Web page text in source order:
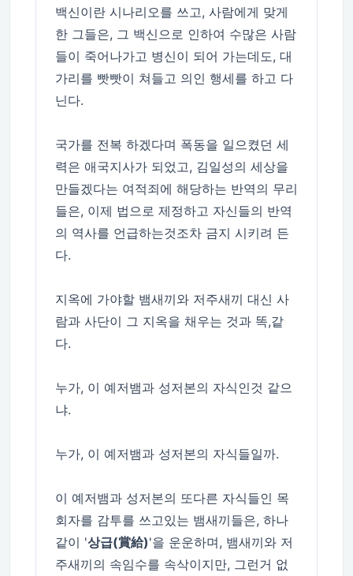
백신이란 시나리오를 쓰고, 사람에게 맞게
한 그들은, 그 백신으로 인하여 수많은 사람
들이 죽어나가고 병신이 되어 가는데도, 대
가리를 빳빳이 쳐들고 의인 행세를 하고 다
닌다.
국가를 전복 하겠다며 폭동을 일으켰던 세
력은 애국지사가 되었고, 김일성의 세상을
만들겠다는 여적죄에 해당하는 반역의 무리
들은, 이제 법으로 제정하고 자신들의 반역
의 역사를 언급하는것조차 금지 시키려 든
다.
지옥에 가야할 뱀새끼와 저주새끼 대신 사
람과 사단이 그 지옥을 채우는 것과 똑,같
다.
누가, 이 예저뱀과 성저본의 자식인것 같으
냐.
누가, 이 예저뱀과 성저본의 자식들일까.
이 예저뱀과 성저본의 또다른 자식들인 목
회자를 감투를 쓰고있는 뱀새끼들은, 하나
같이 '상급(賞給)'을 운운하며, 뱀새끼와 저
주새끼의 속임수를 속삭이지만, 그런거 없